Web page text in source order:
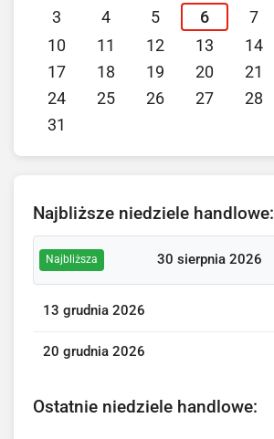
3
4 5 6 7
10
11 12 13 14
17
18 19 20 21
24
25 26 27 28
31
Najbliższe niedziele handlowe:
Najbliższa 30 sierpnia 2026
13 grudnia 2026
20 grudnia 2026
Ostatnie niedziele handlowe: